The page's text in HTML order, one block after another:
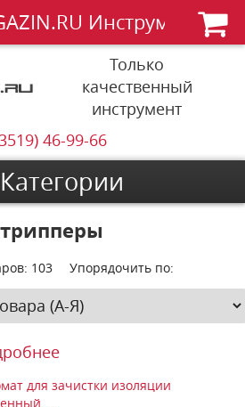
Инструменты
Только
качественный
инструмент
46-99-66
Категории
103 Упорядочить по:
для зачистки изоляции
...